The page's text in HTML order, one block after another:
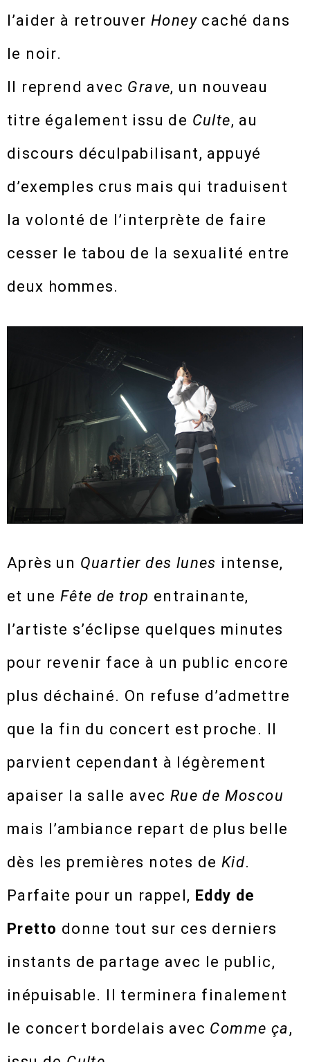
l’aider à retrouver Honey caché dans
le noir.
Il reprend avec Grave, un nouveau
titre également issu de Culte, au
discours déculpabilisant, appuyé
d’exemples crus mais qui traduisent
la volonté de l’interprète de faire
cesser le tabou de la sexualité entre
deux hommes.
Après un Quartier des lunes intense,
et une Fête de trop entrainante,
l’artiste s’éclipse quelques minutes
pour revenir face à un public encore
plus déchainé. On refuse d’admettre
que la fin du concert est proche. Il
parvient cependant à légèrement
apaiser la salle avec Rue de Moscou
mais l’ambiance repart de plus belle
dès les premières notes de Kid.
Parfaite pour un rappel, Eddy de
Pretto donne tout sur ces derniers
instants de partage avec le public,
inépuisable. Il terminera finalement
le concert bordelais avec Comme ça,